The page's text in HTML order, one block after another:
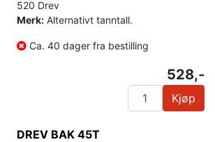
520 Drev
Merk: Alternativt tanntall.
Ca. 40 dager fra bestilling
528,-
Kjøp
DREV BAK 45T